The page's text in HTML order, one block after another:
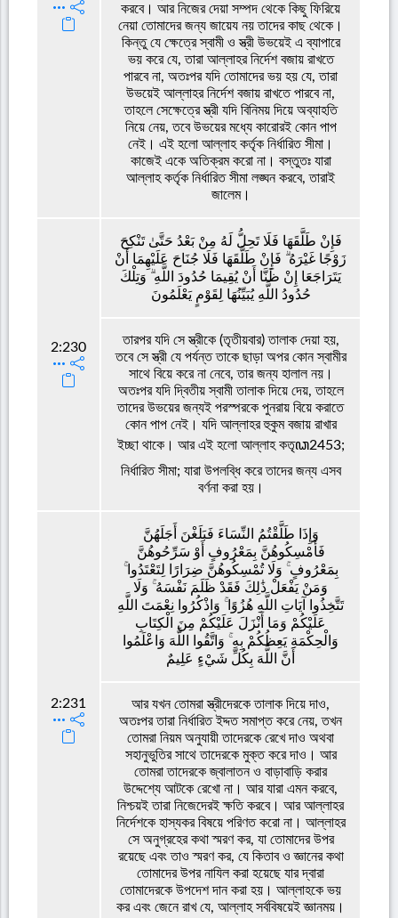
করবে। আর নিজের দেয়া সম্পদ থেকে কিছু ফিরিয়ে
নেয়া তোমাদের জন্য জায়েয নয় তাদের কাছ থেকে।
কিন্তু যে ক্ষেত্রে স্বামী ও স্ত্রী উভয়েই এ ব্যাপারে
ভয় করে যে, তারা আল্লাহর নির্দেশ বজায় রাখতে
পারবে না, অতঃপর যদি তোমাদের ভয় হয় যে, তারা
উভয়েই আল্লাহর নির্দেশ বজায় রাখতে পারবে না,
তাহলে সেক্ষেত্রে স্ত্রী যদি বিনিময় দিয়ে অব্যাহতি
নিয়ে নেয়, তবে উভয়ের মধ্যে কারোরই কোন পাপ
নেই। এই হলো আল্লাহ কর্তৃক নির্ধারিত সীমা।
কাজেই একে অতিক্রম করো না। বস্তুতঃ যারা
আল্লাহ কর্তৃক নির্ধারিত সীমা লঙ্ঘন করবে, তারাই
জালেম।
2:230
فَإِنْ طَلَّقَهَا فَلَا تَحِلُّ لَهُ مِنْ بَعْدُ حَتَّىٰ تَنْكِحَ
زَوْجًا غَيْرَهُ ۗ فَإِنْ طَلَّقَهَا فَلَا جُنَاحَ عَلَيْهِمَا أَنْ
يَتَرَاجَعَا إِنْ ظَنَّا أَنْ يُقِيمَا حُدُودَ اللَّهِ ۗ وَتِلْكَ
حُدُودُ اللَّهِ يُبَيِّنُهَا لِقَوْمٍ يَعْلَمُونَ
তারপর যদি সে স্ত্রীকে (তৃতীয়বার) তালাক দেয়া হয়,
তবে সে স্ত্রী যে পর্যন্ত তাকে ছাড়া অপর কোন স্বামীর
সাথে বিয়ে করে না নেবে, তার জন্য হালাল নয়।
অতঃপর যদি দ্বিতীয় স্বামী তালাক দিয়ে দেয়, তাহলে
তাদের উভয়ের জন্যই পরস্পরকে পুনরায় বিয়ে করাতে
কোন পাপ নেই। যদি আল্লাহর হুকুম বজায় রাখার
ইচ্ছা থাকে। আর এই হলো আল্লাহ কতৃꦣ2453;
নির্ধারিত সীমা; যারা উপলব্ধি করে তাদের জন্য এসব
বর্ণনা করা হয়।
2:231
وَإِذَا طَلَّقْتُمُ النِّسَاءَ فَبَلَغْنَ أَجَلَهُنَّ
فَأَمْسِكُوهُنَّ بِمَعْرُوفٍ أَوْ سَرِّحُوهُنَّ
بِمَعْرُوفٍ ۚ وَلَا تُمْسِكُوهُنَّ ضِرَارًا لِتَعْتَدُوا ۚ
وَمَنْ يَفْعَلْ ذَٰلِكَ فَقَدْ ظَلَمَ نَفْسَهُ ۚ وَلَا
تَتَّخِذُوا آيَاتِ اللَّهِ هُزُوًا ۚ وَاذْكُرُوا نِعْمَتَ اللَّهِ
عَلَيْكُمْ وَمَا أَنْزَلَ عَلَيْكُمْ مِنَ الْكِتَابِ
وَالْحِكْمَةِ يَعِظُكُمْ بِهِ ۚ وَاتَّقُوا اللَّهَ وَاعْلَمُوا
أَنَّ اللَّهَ بِكُلِّ شَيْءٍ عَلِيمٌ
আর যখন তোমরা স্ত্রীদেরকে তালাক দিয়ে দাও,
অতঃপর তারা নির্ধারিত ইদ্দত সমাপ্ত করে নেয়, তখন
তোমরা নিয়ম অনুযায়ী তাদেরকে রেখে দাও অথবা
সহানুভুতির সাথে তাদেরকে মুক্ত করে দাও। আর
তোমরা তাদেরকে জ্বালাতন ও বাড়াবাড়ি করার
উদ্দেশ্যে আটকে রেখো না। আর যারা এমন করবে,
নিশ্চয়ই তারা নিজেদেরই ক্ষতি করবে। আর আল্লাহর
নির্দেশকে হাস্যকর বিষয়ে পরিণত করো না। আল্লাহর
সে অনুগ্রহের কথা স্মরণ কর, যা তোমাদের উপর
রয়েছে এবং তাও স্মরণ কর, যে কিতাব ও জ্ঞানের কথা
তোমাদের উপর নাযিল করা হয়েছে যার দ্বারা
তোমাদেরকে উপদেশ দান করা হয়। আল্লাহকে ভয়
কর এবং জেনে রাখ যে, আল্লাহ সর্ববিষয়েই জ্ঞানময়।